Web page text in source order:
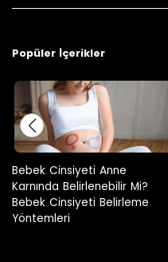
Popüler İçerikler
Progestan Nedir?
Progesteron Hormonunun Yan
Etkileri Nelerdir?